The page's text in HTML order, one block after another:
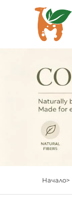
Начало>